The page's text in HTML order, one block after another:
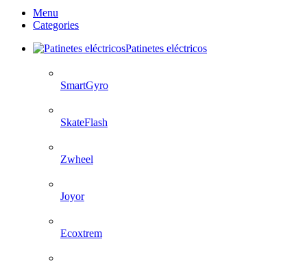
Menu
Categories
Patinetes eléctricos
SmartGyro
SkateFlash
Zwheel
Joyor
Ecoxtrem